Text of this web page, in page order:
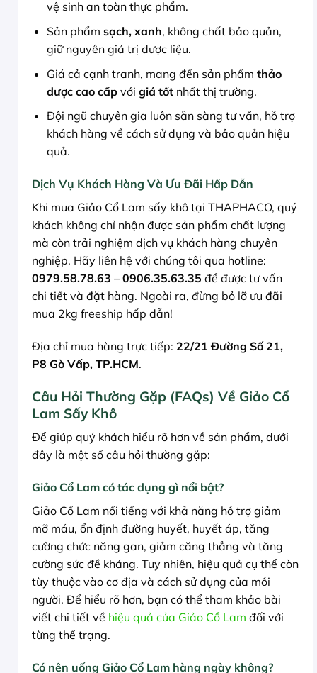
vệ sinh an toàn thực phẩm.
Sản phẩm sạch, xanh, không chất bảo quản,
giữ nguyên giá trị dược liệu.
Giá cả cạnh tranh, mang đến sản phẩm thảo
dược cao cấpvới giá tốtnhất thị trường.
Đội ngũ chuyên gia luôn sẵn sàng tư vấn, hỗ trợ
khách hàng về cách sử dụng và bảo quản hiệu
quả.
Dịch Vụ Khách Hàng Và Ưu Đãi Hấp Dẫn
Khi mua Giảo Cổ Lam sấy khô tại THAPHACO, quý
khách không chỉ nhận được sản phẩm chất lượng
mà còn trải nghiệm dịch vụ khách hàng chuyên
nghiệp. Hãy liên hệ với chúng tôi qua hotline:
0979.58.78.63 – 0906.35.63.35 để được tư vấn
chi tiết và đặt hàng. Ngoài ra, đừng bỏ lỡ ưu đãi
mua 2kg freeship hấp dẫn!
Địa chỉ mua hàng trực tiếp: 22/21 Đường Số 21,
P8 Gò Vấp, TP.HCM.
Câu Hỏi Thường Gặp (FAQs) Về Giảo Cổ
Lam Sấy Khô
Để giúp quý khách hiểu rõ hơn về sản phẩm, dưới
đây là một số câu hỏi thường gặp:
Giảo Cổ Lam có tác dụng gì nổi bật?
Giảo Cổ Lam nổi tiếng với khả năng hỗ trợ giảm
mỡ máu, ổn định đường huyết, huyết áp, tăng
cường chức năng gan, giảm căng thẳng và tăng
cường sức đề kháng. Tuy nhiên, hiệu quả cụ thể còn
tùy thuộc vào cơ địa và cách sử dụng của mỗi
người. Để hiểu rõ hơn, bạn có thể tham khảo bài
viết chi tiết về hiệu quả của Giảo Cổ Lam đối với
từng thể trạng.
Có nên uống Giảo Cổ Lam hàng ngày không?